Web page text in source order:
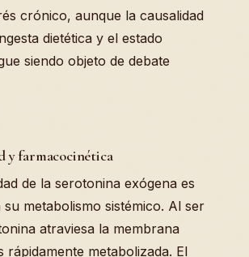
crónico, aunque la causalidad
dietética y el estado
siendo objeto de debate
y farmacocinética
de la serotonina exógena es
su metabolismo sistémico. Al ser
atraviesa la membrana
rápidamente metabolizada. El